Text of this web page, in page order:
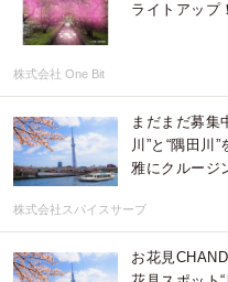
ライトアップ！
株式会社 One Bit
まだまだ募集
川”と“隅田川
雅にクルージ
株式会社スパイスサーブ
お花見